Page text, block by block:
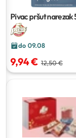
Pivac pršut narezak
do 09.08
9,94 € 12,50 €